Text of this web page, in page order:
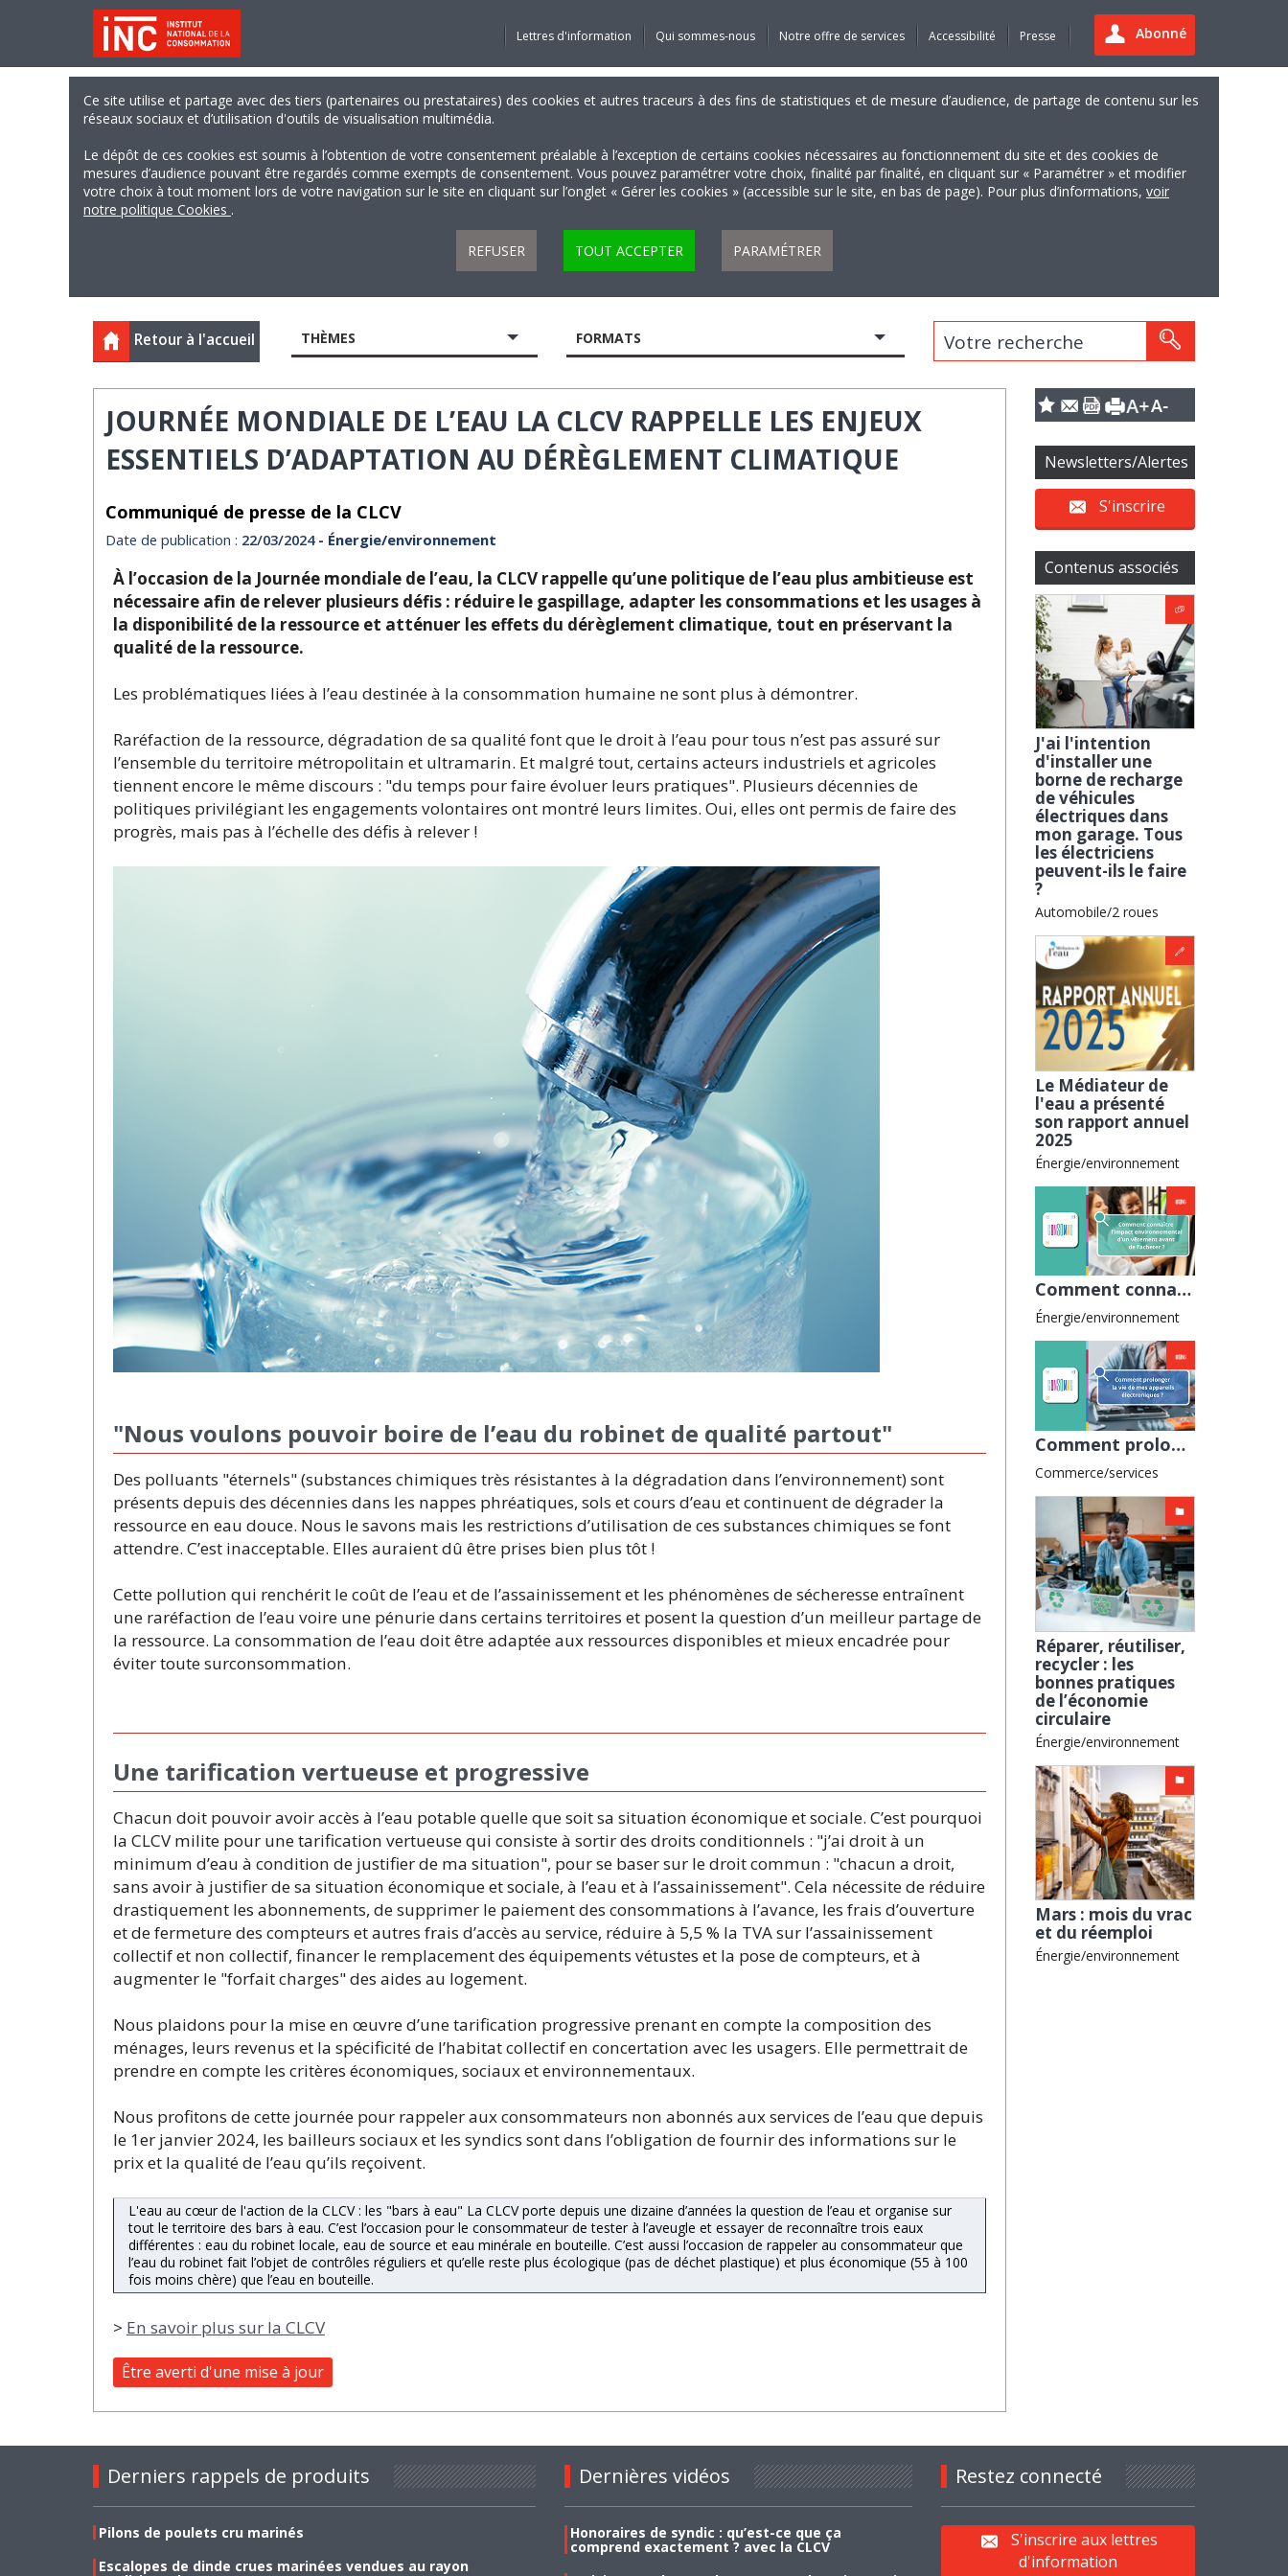
Abonné
Lettres d'information Qui sommes-nous Notre offre de services Accessibilité Presse
Ce site utilise et partage avec des tiers (partenaires ou prestataires) des cookies et autres traceurs à des fins de statistiques et de mesure d’audience, de partage de contenu sur les
réseaux sociaux et d’utilisation d'outils de visualisation multimédia.
Le dépôt de ces cookies est soumis à l’obtention de votre consentement préalable à l’exception de certains cookies nécessaires au fonctionnement du site et des cookies de
mesures d’audience pouvant être regardés comme exempts de consentement. Vous pouvez paramétrer votre choix, finalité par finalité, en cliquant sur « Paramétrer » et modifier
votre choix à tout moment lors de votre navigation sur le site en cliquant sur l’onglet « Gérer les cookies » (accessible sur le site, en bas de page). Pour plus d’informations, voir
notre politique Cookies .
REFUSER TOUT ACCEPTER PARAMÉTRER
Retour à l'accueil THÈMES FORMATS Votre recherche
JOURNÉE MONDIALE DE L’EAU LA CLCV RAPPELLE LES ENJEUX
ESSENTIELS D’ADAPTATION AU DÉRÈGLEMENT CLIMATIQUE
Communiqué de presse de la CLCV
Date de publication : 22/03/2024 - Énergie/environnement
À l’occasion de la Journée mondiale de l’eau, la CLCV rappelle qu’une politique de l’eau plus ambitieuse est
nécessaire afin de relever plusieurs défis : réduire le gaspillage, adapter les consommations et les usages à
la disponibilité de la ressource et atténuer les effets du dérèglement climatique, tout en préservant la
qualité de la ressource.
Les problématiques liées à l’eau destinée à la consommation humaine ne sont plus à démontrer.
Raréfaction de la ressource, dégradation de sa qualité font que le droit à l’eau pour tous n’est pas assuré sur
l’ensemble du territoire métropolitain et ultramarin. Et malgré tout, certains acteurs industriels et agricoles
tiennent encore le même discours : "du temps pour faire évoluer leurs pratiques". Plusieurs décennies de
politiques privilégiant les engagements volontaires ont montré leurs limites. Oui, elles ont permis de faire des
progrès, mais pas à l’échelle des défis à relever !
"Nous voulons pouvoir boire de l’eau du robinet de qualité partout"
Des polluants "éternels" (substances chimiques très résistantes à la dégradation dans l’environnement) sont
présents depuis des décennies dans les nappes phréatiques, sols et cours d’eau et continuent de dégrader la
ressource en eau douce. Nous le savons mais les restrictions d’utilisation de ces substances chimiques se font
attendre. C’est inacceptable. Elles auraient dû être prises bien plus tôt !
Cette pollution qui renchérit le coût de l’eau et de l’assainissement et les phénomènes de sécheresse entraînent
une raréfaction de l’eau voire une pénurie dans certains territoires et posent la question d’un meilleur partage de
la ressource. La consommation de l’eau doit être adaptée aux ressources disponibles et mieux encadrée pour
éviter toute surconsommation.
Une tarification vertueuse et progressive
Chacun doit pouvoir avoir accès à l’eau potable quelle que soit sa situation économique et sociale. C’est pourquoi
la CLCV milite pour une tarification vertueuse qui consiste à sortir des droits conditionnels : "j’ai droit à un
minimum d’eau à condition de justifier de ma situation", pour se baser sur le droit commun : "chacun a droit,
sans avoir à justifier de sa situation économique et sociale, à l’eau et à l’assainissement". Cela nécessite de réduire
drastiquement les abonnements, de supprimer le paiement des consommations à l’avance, les frais d’ouverture
et de fermeture des compteurs et autres frais d’accès au service, réduire à 5,5 % la TVA sur l’assainissement
collectif et non collectif, financer le remplacement des équipements vétustes et la pose de compteurs, et à
augmenter le "forfait charges" des aides au logement.
Nous plaidons pour la mise en œuvre d’une tarification progressive prenant en compte la composition des
ménages, leurs revenus et la spécificité de l’habitat collectif en concertation avec les usagers. Elle permettrait de
prendre en compte les critères économiques, sociaux et environnementaux.
Nous profitons de cette journée pour rappeler aux consommateurs non abonnés aux services de l’eau que depuis
le 1er janvier 2024, les bailleurs sociaux et les syndics sont dans l’obligation de fournir des informations sur le
prix et la qualité de l’eau qu’ils reçoivent.
L'eau au cœur de l'action de la CLCV : les "bars à eau" La CLCV porte depuis une dizaine d’années la question de l’eau et organise sur
tout le territoire des bars à eau. C’est l’occasion pour le consommateur de tester à l’aveugle et essayer de reconnaître trois eaux
différentes : eau du robinet locale, eau de source et eau minérale en bouteille. C’est aussi l’occasion de rappeler au consommateur que
l’eau du robinet fait l’objet de contrôles réguliers et qu’elle reste plus écologique (pas de déchet plastique) et plus économique (55 à 100
fois moins chère) que l’eau en bouteille.
> En savoir plus sur la CLCV
Être averti d'une mise à jour
Newsletters/Alertes
S'inscrire
Contenus associés
J'ai l'intention
d'installer une
borne de recharge
de véhicules
électriques dans
mon garage. Tous
les électriciens
peuvent-ils le faire
?
Automobile/2 roues
Le Médiateur de
l'eau a présenté
son rapport annuel
2025
Énergie/environnement
Comment connaître l’impact environnemental d’un vêtement avant de l’acheter ? avec l'UNAF
Énergie/environnement
Comment prolonger la vie de mes appareils électroniques ? avec la CNAFC
Commerce/services
Réparer, réutiliser,
recycler : les
bonnes pratiques
de l’économie
circulaire
Énergie/environnement
Mars : mois du vrac
et du réemploi
Énergie/environnement
Derniers rappels de produits
Pilons de poulets cru marinés
Escalopes de dinde crues marinées vendues au rayon
Dernières vidéos
Honoraires de syndic : qu’est-ce que ça
comprend exactement ? avec la CLCV
Restez connecté
S'inscrire aux lettres
d'information